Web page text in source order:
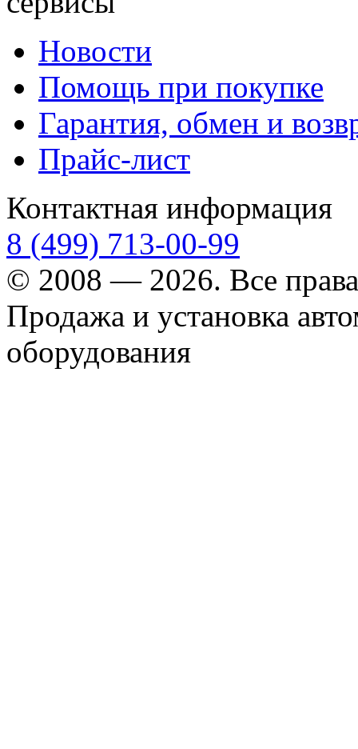
Новости
Помощь при покупке
Гарантия, обмен и
Прайс-лист
Контактная информация
8 (499) 713-00-99
© 2008 — 2026. Все
Продажа и установка
оборудования